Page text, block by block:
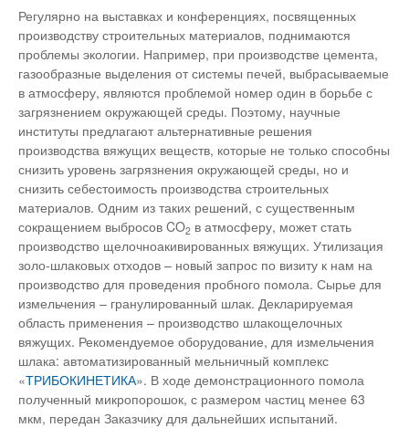
Регулярно на выставках и конференциях, посвященных
производству строительных материалов, поднимаются
проблемы экологии. Например, при производстве цемента,
газообразные выделения от системы печей, выбрасываемые
в атмосферу, являются проблемой номер один в борьбе с
загрязнением окружающей среды. Поэтому, научные
институты предлагают альтернативные решения
производства вяжущих веществ, которые не только способны
снизить уровень загрязнения окружающей среды, но и
снизить себестоимость производства строительных
материалов. Одним из таких решений, с существенным
сокращением выбросов CO2 в атмосферу, может стать
производство щелочноакивированных вяжущих. Утилизация
золо-шлаковых отходов – новый запрос по визиту к нам на
производство для проведения пробного помола. Сырье для
измельчения – гранулированный шлак. Декларируемая
область применения – производство шлакощелочных
вяжущих. Рекомендуемое оборудование, для измельчения
шлака: автоматизированный мельничный комплекс
«ТРИБОКИНЕТИКА». В ходе демонстрационного помола
полученный микропорошок, с размером частиц менее 63
мкм, передан Заказчику для дальнейших испытаний.